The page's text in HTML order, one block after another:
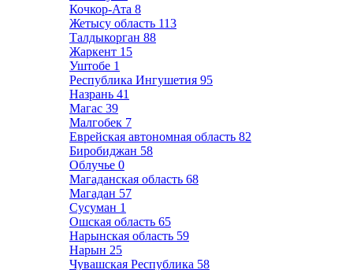
Кочкор-Ата 8
Жетысу область 113
Талдыкорган 88
Жаркент 15
Уштобе 1
Республика Ингушетия 95
Назрань 41
Магас 39
Малгобек 7
Еврейская автономная область 82
Биробиджан 58
Облучье 0
Магаданская область 68
Магадан 57
Сусуман 1
Ошская область 65
Нарынская область 59
Нарын 25
Чувашская Республика 58